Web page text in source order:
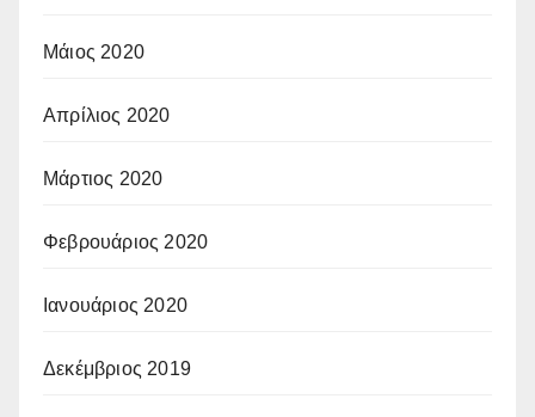
Μάιος 2020
Απρίλιος 2020
Μάρτιος 2020
Φεβρουάριος 2020
Ιανουάριος 2020
Δεκέμβριος 2019